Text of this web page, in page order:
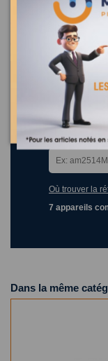
idi-pieces-menager.fr
accessoire depuis 1965
réparateur agréé sud
CONFORAMA - HYPER
CASTORAMA-
moteur
Recherchez la
ci-dessous
Où trouver la
7 appareils
Dans la même